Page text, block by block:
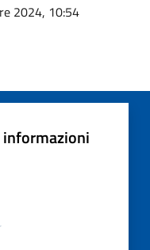
2024, 10:54
informazioni